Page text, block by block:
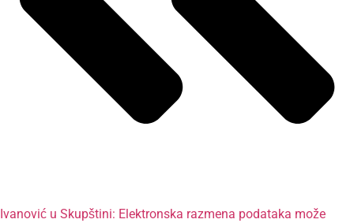
Ivanović u Skupštini: Elektronska razmena podataka može